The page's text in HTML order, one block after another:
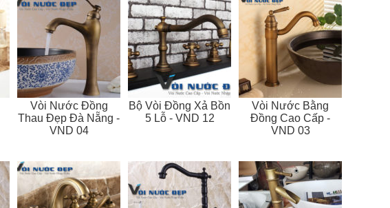
Vòi Nước Đồng
Thau Đẹp Đà Nẵng -
VND 04
Bộ Vòi Đồng Xả Bồn
5 Lỗ - VND 12
Vòi Nước Bằng
Đồng Cao Cấp -
VND 03